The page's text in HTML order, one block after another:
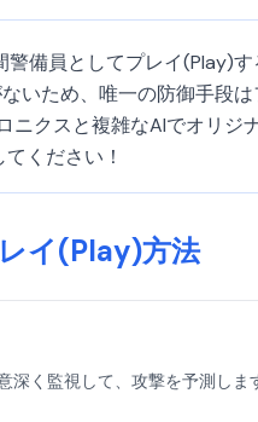
備員としてプレイ(Play)
いため、唯一の防御手段
クスと複雑なAIでオリジ
ください！
イ(Play)方法
く監視して、攻撃を予測し